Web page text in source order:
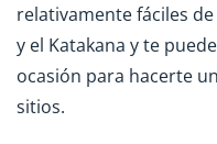
relativamente fáciles
y el Katakana y te
ocasión para hacerte
sitios.